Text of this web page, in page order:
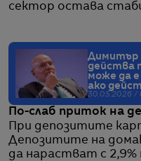
сектор остава
Димитър
действа
може да
ако
30.05.2026 /
По-слаб приток на
При депозитите
Депозитите на
да нарастват с 2,9%